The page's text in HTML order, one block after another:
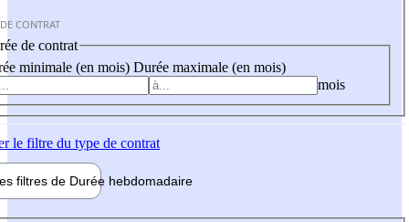
CONTRAT
de contrat
minimale (en mois) Durée maximale (en mois)
mois
le filtre du type de contrat
filtres de Durée hebdomadaire